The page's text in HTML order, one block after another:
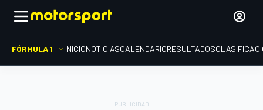
FÓRMULA 1 INICIONOTICIASCALENDARIORESULTADOS